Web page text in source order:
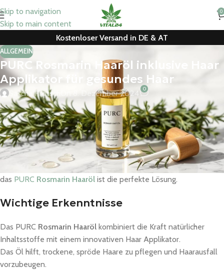
Skip to navigation
Skip to main content
0
Kostenloser Versand in DE & AT
ALLGEMEIN
PURC Rosmarin Haaröl inklusive Haar
Applikator für gesundes Haar
Sascha Prötsch On 8. Dezember 2024 0
Entdecken Sie das PURC Rosmarin Haaröl, eine innovative
Lösung für Ihre Haarpflege. Es kombiniert die Kraft des
Rosmarins mit einem speziellen Haar Applikator. So wird Ihr Haar
gesund und glänzend.
Ob trockene, spröde Haare, Haarausfall oder mehr Volumen –
das PURC Rosmarin Haaröl ist die perfekte Lösung.
Wichtige Erkenntnisse
Das PURC Rosmarin Haaröl kombiniert die Kraft natürlicher
Inhaltsstoffe mit einem innovativen Haar Applikator.
Das Öl hilft, trockene, spröde Haare zu pflegen und Haarausfall
vorzubeugen.